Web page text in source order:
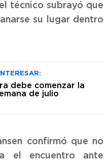
técnico subrayó que
su lugar dentro
debe comenzar la
de julio
confirmó que no
el encuentro ante